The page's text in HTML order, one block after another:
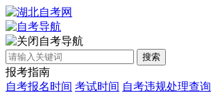
自考导航
搜索
报考指南
自考报名时间 考试时间 自考违规处理查询